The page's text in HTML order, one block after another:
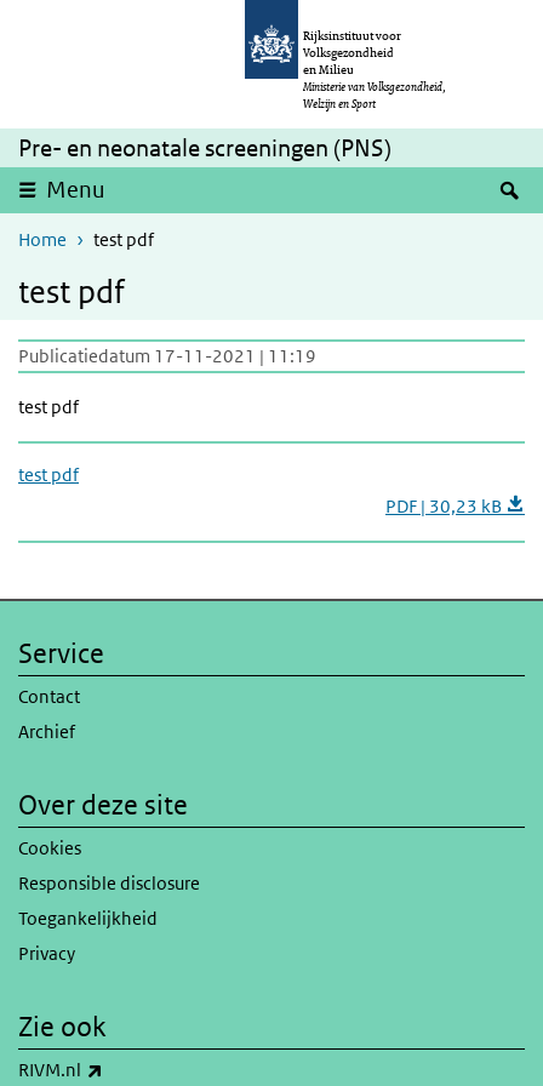
Overslaan en naar de inhoud gaan
Rijksinstituut voor
Volksgezondheid
en Milieu
Ministerie van Volksgezondheid,
Welzijn en Sport
Pre- en neonatale screeningen (PNS)
Menu
Home test pdf
test pdf
Publicatiedatum 17-11-2021 | 11:19
test pdf
test pdf
PDF | 30,23 kB
Service
Contact
Archief
Over deze site
Cookies
Responsible disclosure
Toegankelijkheid
Privacy
Zie ook
RIVM.nl